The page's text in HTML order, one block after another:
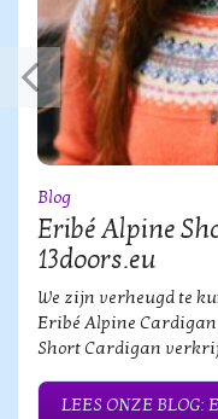
Blog
Eribé Alpine
13doors.eu
We zijn verheugd te
Eribé Alpine
Short Cardigan
LEES ONZE BLOG: